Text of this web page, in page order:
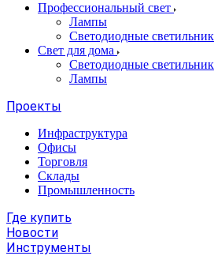
Профессиональный свет
Лампы
Светодиодные
Свет для дома
Светодиодные
Лампы
Проекты
Инфраструктура
Офисы
Торговля
Склады
Промышленность
Где купить
Новости
Инструменты